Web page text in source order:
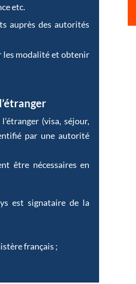
etc.
auprès des autorités
les modalité et obtenir
(visa, séjour,
par une autorité
être nécessaires en
est signataire de la
français ;